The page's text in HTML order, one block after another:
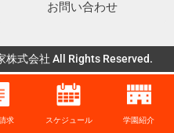
お問い合わせ
式会社 All Rights Reserved.
求 スケジュール 学園紹介